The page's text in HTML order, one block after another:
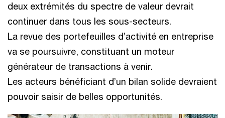
deux extrémités du spectre de valeur devrait
continuer dans tous les sous-secteurs.
La revue des portefeuilles d’activité en entreprise
va se poursuivre, constituant un moteur
générateur de transactions à venir.
Les acteurs bénéficiant d’un bilan solide devraient
pouvoir saisir de belles opportunités.